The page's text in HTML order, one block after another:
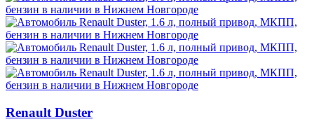
Renault Duster